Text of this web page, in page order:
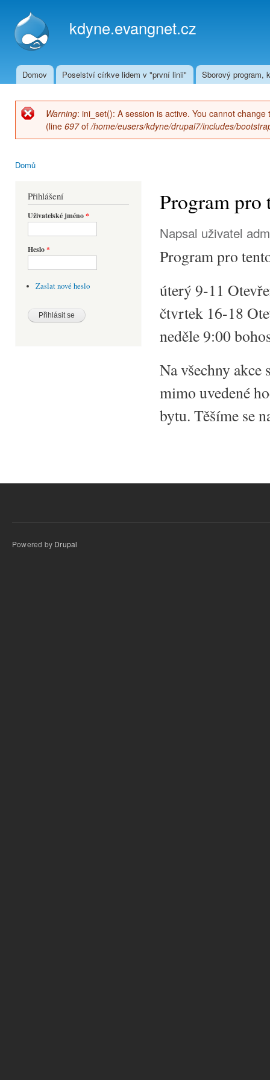
kdyne.evangnet.cz
Hlavní menu
Domov Poselství církve lidem v "první linii" Sborový program,
Chybová zpráva
Warning: ini_set(): A session is active. You cannot
(line 697of/home/eusers/kdyne/drupal7/includes/
Domů
Přihlášení
Uživatelské jméno*
Heslo*
Zaslat nové heslo
Program pro
Napsal uživatel
Program pro
úterý 9-11
čtvrtek 16-18
neděle 9:00
Na všechny
mimo uvedené
bytu. Těšíme se
Powered by Drupal